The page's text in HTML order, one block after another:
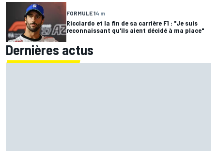
FORMULE 14 m
Ricciardo et la fin de sa carrière F1 : "Je suis
reconnaissant qu'ils aient décidé à ma place"
Dernières actus